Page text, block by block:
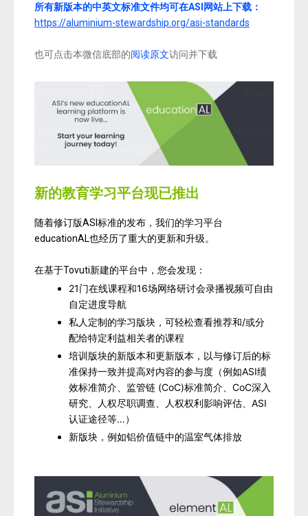
所有新版本的中英文标准文件均可在ASI 网站上下载：
https://aluminium-stewardship.org/asi-standards
也可点击本微信底部的阅读原文访问并下载
新的教育学习平台现已推出
随着修订版ASI标准的发布，我们的学习平台
educationAL也经历了重大的更新和升级。
在基于Tovuti新建的平台中，您会发现：
21门在线课程和16场网络研讨会录播视频可自由
自定进度导航
私人定制的学习版块，可轻松查看推荐和/或分
配给特定利益相关者的课程
培训版块的新版本和更新版本，以与修订后的标
准保持一致并提高对内容的参与度（例如ASI绩
效标准简介、监管链 (CoC)标准简介、CoC深入
研究、人权尽职调查、人权权利影响评估、ASI
认证途径等…）
新版块，例如铝价值链中的温室气体排放